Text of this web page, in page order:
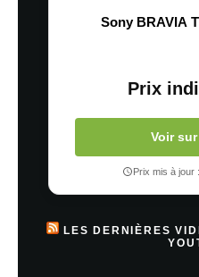
Sony BRAVIA
Prix
Voir
Prix mis à jour
LES DERNIÈRES